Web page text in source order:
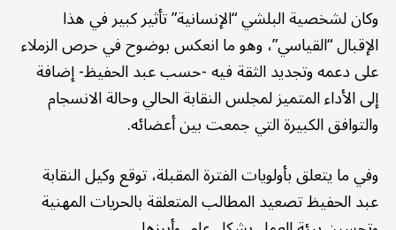
وكان لشخصية البلشي “الإنسانية” تأثير كبير في هذا
الإقبال “القياسي”، وهو ما انعكس بوضوح في حرص الزملاء
على دعمه وتجديد الثقة فيه -حسب عبد الحفيظ- إضافة
إلى الأداء المتميز لمجلس النقابة الحالي وحالة الانسجام
والتوافق الكبيرة التي جمعت بين أعضائه.
وفي ما يتعلق بأولويات الفترة المقبلة، توقع وكيل النقابة
عبد الحفيظ تصعيد المطالب المتعلقة بالحريات المهنية